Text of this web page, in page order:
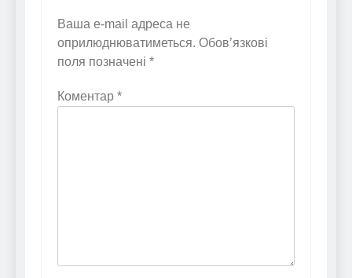
Ваша e-mail адреса не
оприлюднюватиметься. Обов’язкові
поля позначені *
Коментар *